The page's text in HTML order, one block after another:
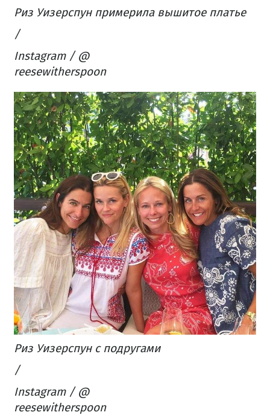
Риз Уизерспун примерила вышитое платье
/
Instagram / @
reesewitherspoon​
Риз Уизерспун с подругами
/
Instagram / @
reesewitherspoon​